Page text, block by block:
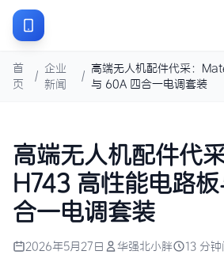
首
页
/
企业
新闻
/
高端无人机配件代采：
与 60A 四合一电调套装
高端无人机配件代
H743 高性能电路
合一电调套装
2026年5月27日 华强北小胖 13 分